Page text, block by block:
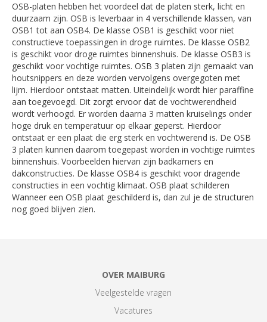
OSB-platen hebben het voordeel dat de platen sterk, licht en
duurzaam zijn. OSB is leverbaar in 4 verschillende klassen, van
OSB1 tot aan OSB4. De klasse OSB1 is geschikt voor niet
constructieve toepassingen in droge ruimtes. De klasse OSB2
is geschikt voor droge ruimtes binnenshuis. De klasse OSB3 is
geschikt voor vochtige ruimtes. OSB 3 platen zijn gemaakt van
houtsnippers en deze worden vervolgens overgegoten met
lijm. Hierdoor ontstaat matten. Uiteindelijk wordt hier paraffine
aan toegevoegd. Dit zorgt ervoor dat de vochtwerendheid
wordt verhoogd. Er worden daarna 3 matten kruiselings onder
hoge druk en temperatuur op elkaar geperst. Hierdoor
ontstaat er een plaat die erg sterk en vochtwerend is. De OSB
3 platen kunnen daarom toegepast worden in vochtige ruimtes
binnenshuis. Voorbeelden hiervan zijn badkamers en
dakconstructies. De klasse OSB4 is geschikt voor dragende
constructies in een vochtig klimaat. OSB plaat schilderen
Wanneer een OSB plaat geschilderd is, dan zul je de structuren
nog goed blijven zien.
OVER MAIBURG
Veelgestelde vragen
Vacatures